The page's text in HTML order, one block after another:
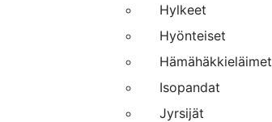
Hylkeet
Hyönteiset
Hämähäkkieläimet
Isopandat
Jyrsijät